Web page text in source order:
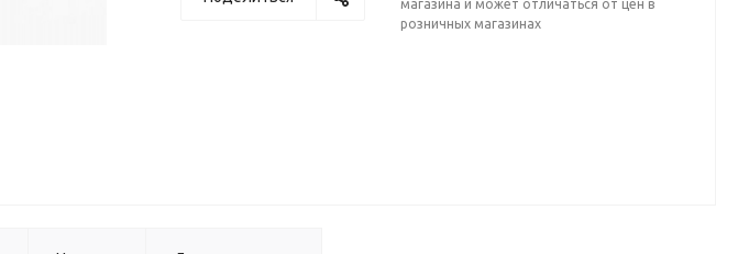
магазина и может отличаться от цен в
розничных магазинах